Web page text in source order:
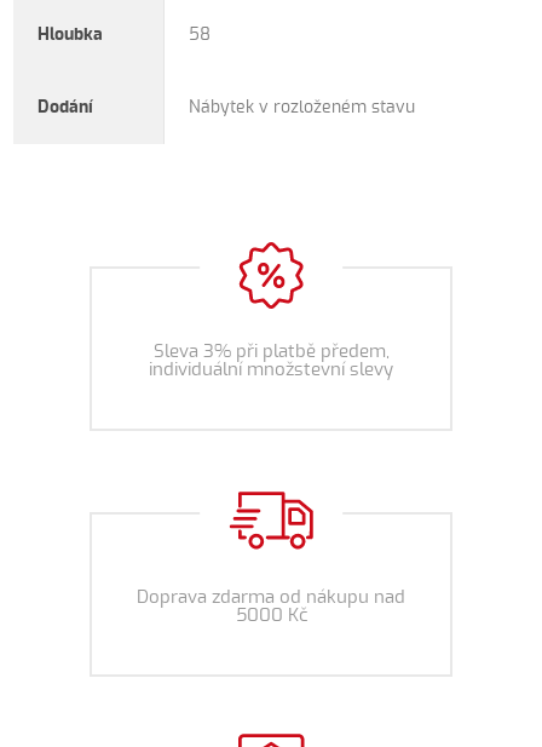
Hloubka 58
Dodání Nábytek v rozloženém stavu
Sleva 3% při platbě předem,
individuální množstevní slevy
Doprava zdarma od nákupu nad
5000 Kč